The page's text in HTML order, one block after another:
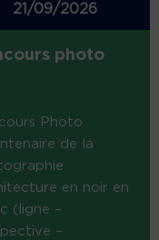
21/09/2026
photo
Photo
de la
en noir en
(ligne –
–